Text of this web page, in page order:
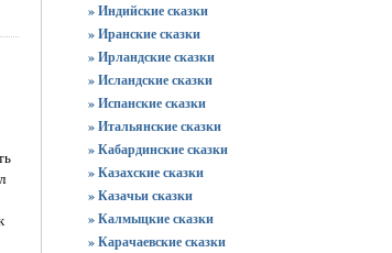
» Индийские сказки
» Иранские сказки
» Ирландские сказки
» Исландские сказки
» Испанские сказки
» Итальянские сказки
» Кабардинские сказки
» Казахские сказки
» Казачьи сказки
» Калмыцкие сказки
» Карачаевские сказки